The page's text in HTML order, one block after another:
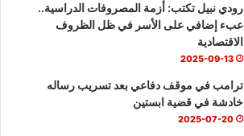
e
رودي نبيل تكتب: أزمة المصروفات الدراسية..
عبء إضافي على الأسر في ظل الظروف
الاقتصادية
2025-09-13
ترامب في موقف دفاعي بعد تسريب رساله
خادشة في قضية ابستين
2025-07-20